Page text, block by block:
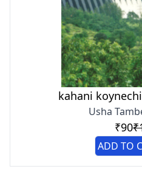
kahani koynechi
Usha
₹90
ADD TO